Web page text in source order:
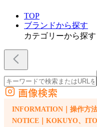
TOP
ブランドから探す
カテゴリーから探す
外部サイトの商品をカートに追加
他のサイトで見つけた商品ページのURL
画像検索
INFORMATION｜操作方
NOTICE｜KOKUYO、